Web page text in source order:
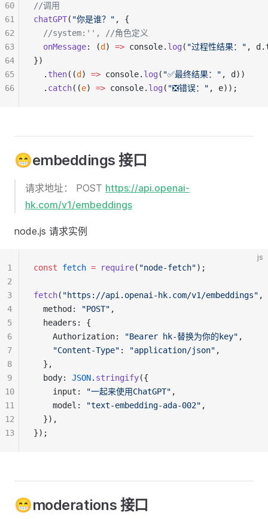
//调用
chatGPT( "你是谁？" , {
//system:'', //角色定义
onMessage: (d ) => console. log ( "过程性结果：" ,
})
  .
then((d ) => console. log ( "✅最终结果：" , d))
  .
catch((e) => console. log ( "❎错误：" , e));
60
61
62
63
64
65
66
😁embeddings 接口
请求地址： POST https://api.openai-
hk.com/v1/embeddings
node.js 请求实例
js
const fetch = require( "node-fetch");
fetch( "https://api.openai-hk.com/v1/embeddings" ,
  method:
"POST" ,
  headers: {
    Authorization:
"Bearer hk-替换为你的key" ,
"Content-Type" : "application/json" ,
  },
  body:
JSON. stringify({
    input:
"一起来使用ChatGPT" ,
    model:
"text-embedding-ada-002" ,
  }),
});
1
2
3
4
5
6
7
8
9
10
11
12
13
😁moderations 接口